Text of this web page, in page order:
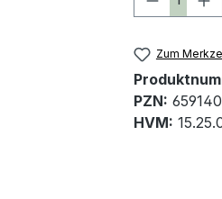
Zum
PZN:
HVM: